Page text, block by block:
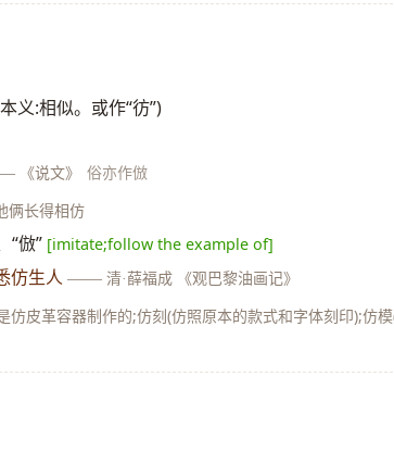
义:相似。或作“彷”)
《说文》 俗亦作倣
俩长得相仿
“倣” [imitate;follow the example of]
仿生人 —— 清·薛福成 《观巴黎油画记》
仿皮革容器制作的;仿刻(仿照原本的款式和字体刻印);仿